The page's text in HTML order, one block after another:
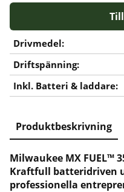
Drivmedel:
Driftspänning:
Inkl. Batteri & laddare:
Produktbeskrivning
Milwaukee MX FUEL™
Kraftfull batteridriven
professionella